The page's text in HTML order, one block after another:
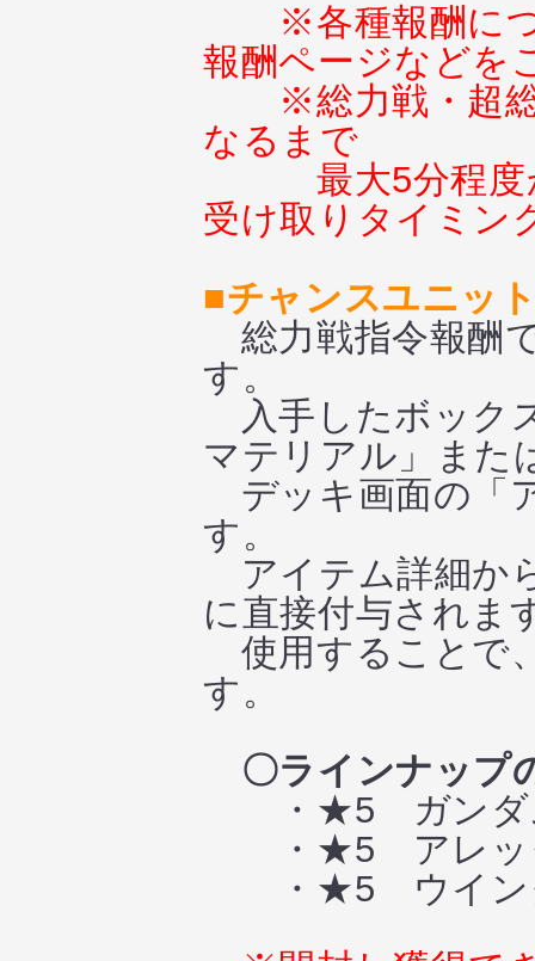
※各種報酬に
報酬ページなどを
※総力戦・超
なるまで
最大5分程
受け取りタイミン
■チャンスユニッ
総力戦指令報酬
す。
入手したボック
マテリアル」また
デッキ画面の「
す。
アイテム詳細か
に直接付与されま
使用することで
す。
〇ラインナップ
・★5 ガンダ
・★5 アレッ
・★5 ウイン